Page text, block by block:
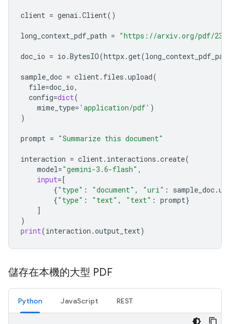
client = genai .Client()
long_context_pdf_path = "https://arxiv.org/pdf/
doc_io = io .BytesIO(httpx.get(
sample_doc = client. files .upload(
file=doc_io,
config=dict(
mime_type= 'application/pdf' )
)
prompt = "Summarize this document"
interaction = client. interactions .create(
model="gemini-3.6-flash" ,
input=[
{"type" : "document" , "uri" : sample_doc.
{"type" : "text" , "text" : prompt}
]
)
print(interaction .output_text)
儲存在本機的大型 PDF
Python JavaScript REST